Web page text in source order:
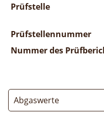
Prüfstelle
Prüfstellennummer
Nummer des
Abgaswerte